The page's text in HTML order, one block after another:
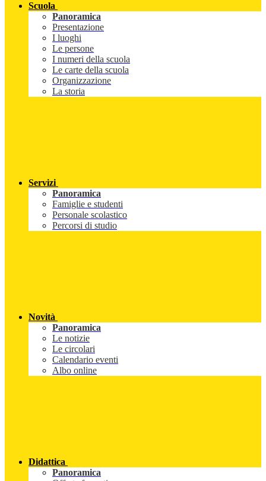
Scuola
Panoramica
Presentazione
I luoghi
Le persone
I numeri della scuola
Le carte della scuola
Organizzazione
La storia
Servizi
Panoramica
Famiglie e studenti
Personale scolastico
Percorsi di studio
Novità
Panoramica
Le notizie
Le circolari
Calendario eventi
Albo online
Didattica
Panoramica